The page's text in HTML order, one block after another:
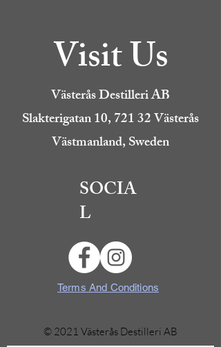
Visit Us
Västerås Destilleri AB
Slakterigatan 10, 721 32 Västerås
Västmanland, Sweden
SOCIA
L
Terms And Conditions
© 2021 Västerås Destilleri AB